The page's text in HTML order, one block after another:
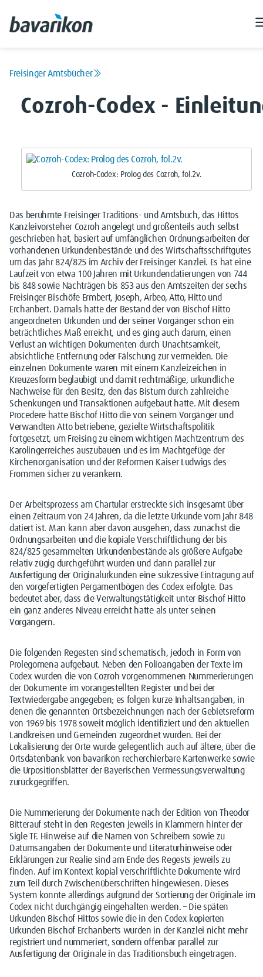
Freisinger Amtsbücher
Cozroh-Codex -
Cozroh-Codex: Prolog des Cozroh, fol.2v.
Das berühmte Freisinger Traditions- und Amtsbuch, das Hittos
Kanzleivorsteher Cozroh angelegt und großenteils auch selbst
geschrieben hat, basiert auf umfänglichen Ordnungsarbeiten der
vorhandenen Urkundenbestände und des Wirtschaftsschriftgutes
um das Jahr 824/825 im Archiv der Freisinger Kanzlei. Es hat eine
Laufzeit von etwa 100 Jahren mit Urkundendatierungen von 744
bis 848 sowie Nachträgen bis 853 aus den Amtszeiten der sechs
Freisinger Bischöfe Ermbert, Joseph, Arbeo, Atto, Hitto und
Erchanbert. Damals hatte der Bestand der von Bischof Hitto
angeordneten Urkunden und der seiner Vorgänger schon ein
beträchtliches Maß erreicht, und es ging auch darum, einen
Verlust an wichtigen Dokumenten durch Unachtsamkeit,
absichtliche Entfernung oder Fälschung zur vermeiden. Die
einzelnen Dokumente waren mit einem Kanzleizeichen in
Kreuzesform beglaubigt und damit rechtmäßige, urkundliche
Nachweise für den Besitz, den das Bistum durch zahlreiche
Schenkungen und Transaktionen aufgebaut hatte. Mit diesem
Procedere hatte Bischof Hitto die von seinem Vorgänger und
Verwandten Atto betriebene, gezielte Wirtschaftspolitik
fortgesetzt, um Freising zu einem wichtigen Machtzentrum des
Karolingerreiches auszubauen und es im Machtgefüge der
Kirchenorganisation und der Reformen Kaiser Ludwigs des
Frommen sicher zu verankern.
Der Arbeitsprozess am Chartular erstreckte sich insgesamt über
einen Zeitraum von 24 Jahren, da die letzte Urkunde vom Jahr 848
datiert ist. Man kann aber davon ausgehen, dass zunächst die
Ordnungsarbeiten und die kopiale Verschriftlichung der bis
824/825 gesammelten Urkundenbestände als größere Aufgabe
relativ zügig durchgeführt wurden und dann parallel zur
Ausfertigung der Originalurkunden eine sukzessive Eintragung auf
den vorgefertigten Pergamentbögen des Codex erfolgte. Das
bedeutet aber, dass die Verwaltungstätigkeit unter Bischof Hitto
ein ganz anderes Niveau erreicht hatte als unter seinen
Vorgängern.
Die folgenden Regesten sind schematisch, jedoch in Form von
Prolegomena aufgebaut. Neben den Folioangaben der Texte im
Codex wurden die von Cozroh vorgenommenen Nummerierungen
der Dokumente im vorangestellten Register und bei der
Textwiedergabe angegeben; es folgen kurze Inhaltsangaben, in
denen die genannten Ortsbezeichnungen nach der Gebietsreform
von 1969 bis 1978 soweit möglich identifiziert und den aktuellen
Landkreisen und Gemeinden zugeordnet wurden. Bei der
Lokalisierung der Orte wurde gelegentlich auch auf ältere, über die
Ortsdatenbank von bavarikon recherchierbare Kartenwerke sowie
die Urpositionsblätter der Bayerischen Vermessungsverwaltung
zurückgegriffen.
Die Nummerierung der Dokumente nach der Edition von Theodor
Bitterauf steht in den Regesten jeweils in Klammern hinter der
Sigle TF. Hinweise auf die Namen von Schreibern sowie zu
Datumsangaben der Dokumente und Literaturhinweise oder
Erklärungen zur Realie sind am Ende des Regests jeweils zu
finden. Auf im Kontext kopial verschriftlichte Dokumente wird
zum Teil durch Zwischenüberschriften hingewiesen. Dieses
System konnte allerdings aufgrund der Sortierung der Originale im
Codex nicht durchgängig eingehalten werden. – Die späten
Urkunden Bischof Hittos sowie die in den Codex kopierten
Urkunden Bischof Erchanberts wurden in der Kanzlei nicht mehr
registriert und nummeriert, sondern offenbar parallel zur
Ausfertigung der Originale in das Traditionsbuch eingetragen.